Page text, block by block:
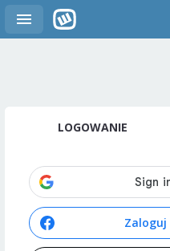
LOGOWANIE
Zaloguj